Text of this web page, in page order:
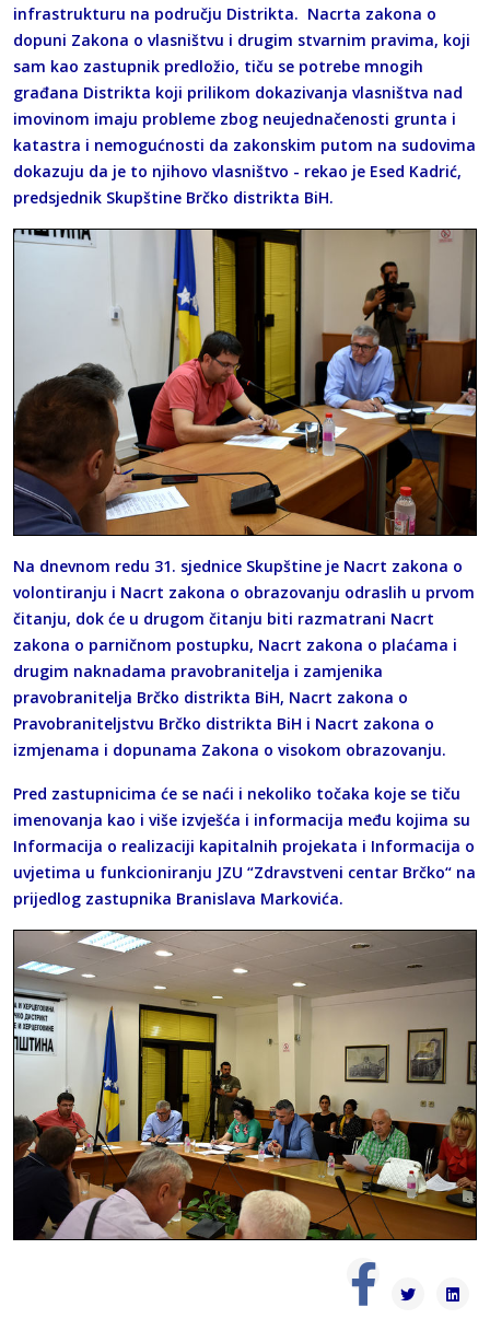
infrastrukturu na području Distrikta. Nacrta zakona o
dopuni Zakona o vlasništvu i drugim stvarnim pravima, koji
sam kao zastupnik predložio, tiču se potrebe mnogih
građana Distrikta koji prilikom dokazivanja vlasništva nad
imovinom imaju probleme zbog neujednačenosti grunta i
katastra i nemogućnosti da zakonskim putom na sudovima
dokazuju da je to njihovo vlasništvo - rekao je Esed Kadrić,
predsjednik Skupštine Brčko distrikta BiH.
Na dnevnom redu 31. sjednice Skupštine je Nacrt zakona o
volontiranju i Nacrt zakona o obrazovanju odraslih u prvom
čitanju, dok će u drugom čitanju biti razmatrani Nacrt
zakona o parničnom postupku, Nacrt zakona o plaćama i
drugim naknadama pravobranitelja i zamjenika
pravobranitelja Brčko distrikta BiH, Nacrt zakona o
Pravobraniteljstvu Brčko distrikta BiH i Nacrt zakona o
izmjenama i dopunama Zakona o visokom obrazovanju.
Pred zastupnicima će se naći i nekoliko točaka koje se tiču
imenovanja kao i više izvješća i informacija među kojima su
Informacija o realizaciji kapitalnih projekata i Informacija o
uvjetima u funkcioniranju JZU “Zdravstveni centar Brčko“ na
prijedlog zastupnika Branislava Markovića.